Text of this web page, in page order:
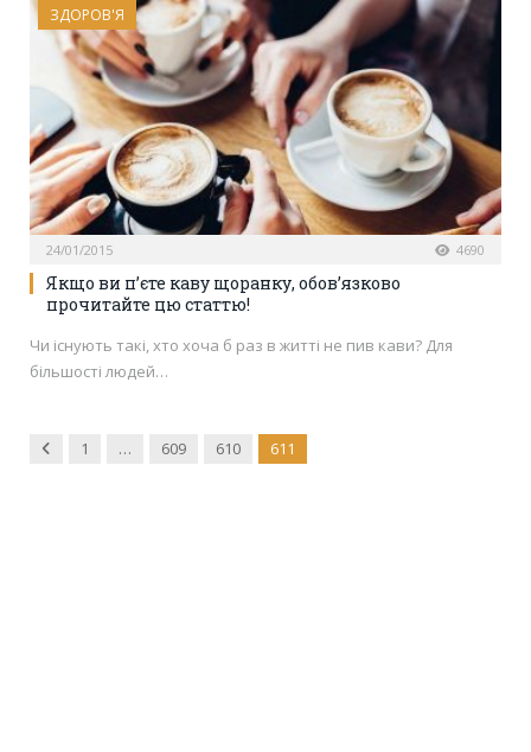
ЗДОРОВ'Я
24/01/2015 4690
Якщо ви п’єте каву щоранку, обов’язково
прочитайте цю статтю!
Чи існують такі, хто хоча б раз в житті не пив кави? Для
більшості людей…
Previous
1 … 609 610 611